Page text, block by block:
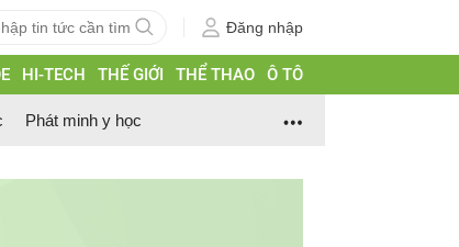
Đăng nhập
HI-TECH THẾ GIỚI THỂ THAO Ô TÔ
Phát minh y học